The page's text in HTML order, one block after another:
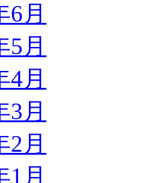
6月
5月
4月
3月
2月
1月